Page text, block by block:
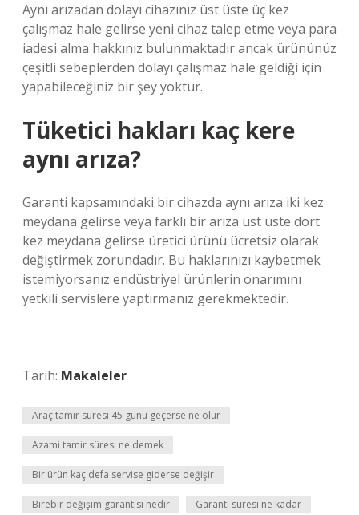
Aynı arızadan dolayı cihazınız üst üste üç kez
çalışmaz hale gelirse yeni cihaz talep etme veya para
iadesi alma hakkınız bulunmaktadır ancak ürününüz
çeşitli sebeplerden dolayı çalışmaz hale geldiği için
yapabileceğiniz bir şey yoktur.
Tüketici hakları kaç kere
aynı arıza?
Garanti kapsamındaki bir cihazda aynı arıza iki kez
meydana gelirse veya farklı bir arıza üst üste dört
kez meydana gelirse üretici ürünü ücretsiz olarak
değiştirmek zorundadır. Bu haklarınızı kaybetmek
istemiyorsanız endüstriyel ürünlerin onarımını
yetkili servislere yaptırmanız gerekmektedir.
Tarih: Makaleler
Araç tamir süresi 45 günü geçerse ne olur
Azami tamir süresi ne demek
Bir ürün kaç defa servise giderse değişir
Birebir değişim garantisi nedir Garanti süresi ne kadar